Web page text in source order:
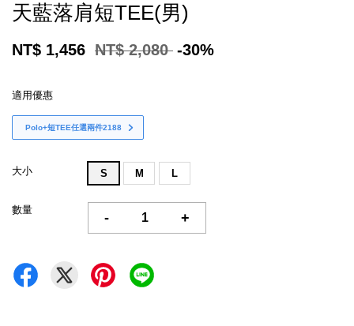
天藍落肩短TEE(男)
NT$ 1,456 NT$ 2,080 -30%
適用優惠
Polo+短TEE任選兩件2188
大小 S M L
數量
- +